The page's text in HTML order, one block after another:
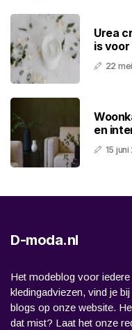
Urea
is
22
en
15
D-moda.nl
Het modeblog voor
kledingadviezen, vind je
blogs op onze website.
dat mist? Laat het onze